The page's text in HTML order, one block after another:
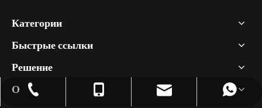
Категории
Быстрые ссылки
Решение
О
+86-755-86655162
+86-13428665926
info@szhcct.com
+86-13428665926